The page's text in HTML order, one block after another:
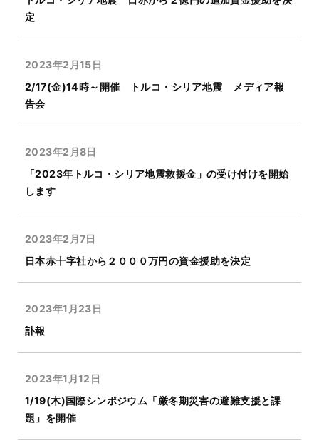
定
2023年2月15日
2/17(金)14時～開催 トルコ・シリア地震 メディア報
告会
2023年2月8日
「2023年トルコ・シリア地震救援金」の受け付けを開始
します
2023年2月7日
日本赤十字社から２０００万円の資金援助を決定
2023年1月23日
訃報
2023年1月12日
1/19(木)国際シンポジウム「厳冬期災害の避難支援と課
題」を開催